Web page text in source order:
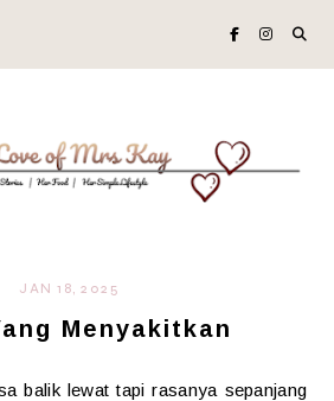
JAN 18, 2025
Menyakitkan
balik lewat tapi rasanya sepanjang